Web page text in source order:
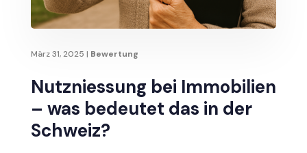
Nutzniessung bei Immobilien
– was bedeutet das in der
Schweiz?
März 31, 2025 | Bewertung